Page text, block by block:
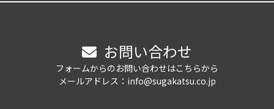
2025-05-29
岩手日報ONLINEにも掲載されました。こちらを
クリック！
お問い合わせ
フォームからのお問い合わせはこちらから
メールアドレス：info@sugakatsu.co.jp